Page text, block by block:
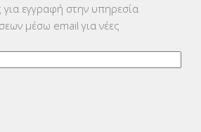
για εγγραφή στην υπηρεσία
μέσω email για νέες